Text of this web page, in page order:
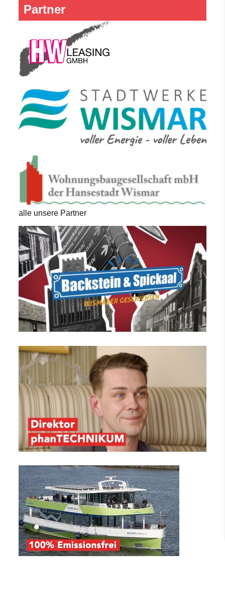
Partner
alle unsere Partner